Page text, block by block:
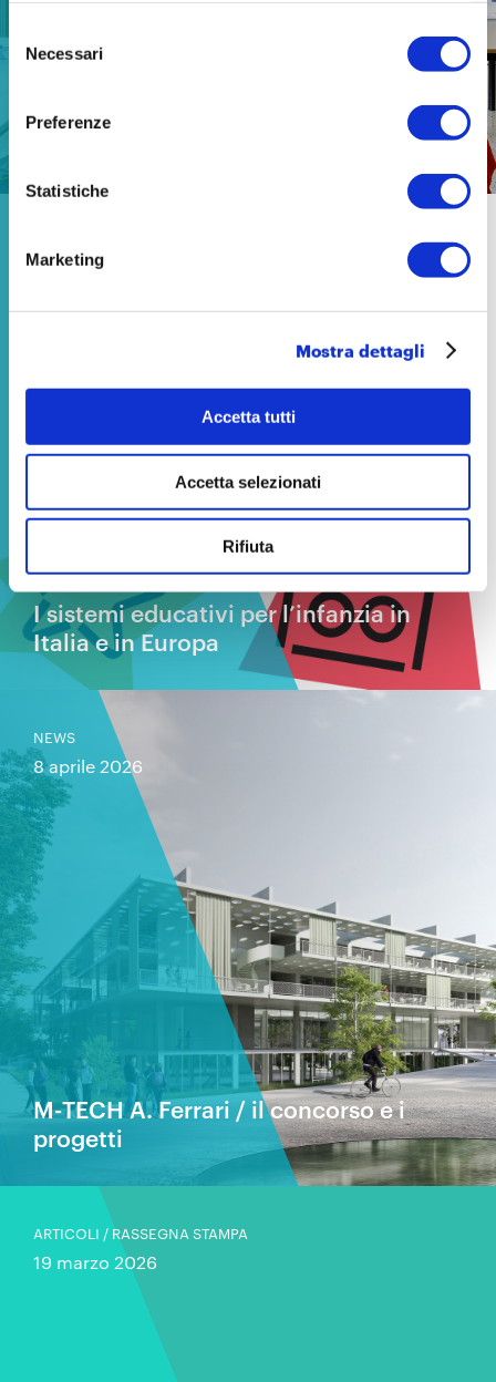
delNecessari
Preferenze
Statistiche
Marketing
Mostra dettagli
Accetta tutti
Accetta selezionati
Rifiuta
PNRR Istruzione: un’accelerazione che
14 aprile 2026
I sistemi educativi per l’infanzia in
Italia e in Europa
NEWS
8 aprile 2026
M-TECH A. Ferrari / il concorso e i
progetti
ARTICOLI / RASSEGNA STAMPA
19 marzo 2026